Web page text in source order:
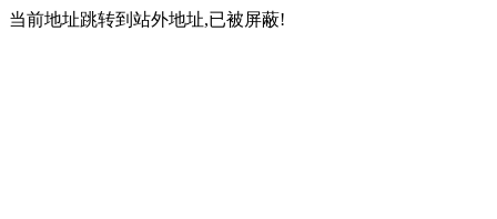
当前地址跳转到站外地址,已被屏蔽!